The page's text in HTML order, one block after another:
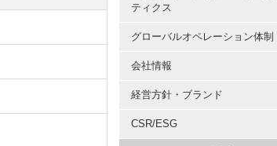
ティクス
グローバルオペレーション体制
会社情報
経営方針・ブランド
CSR/ESG